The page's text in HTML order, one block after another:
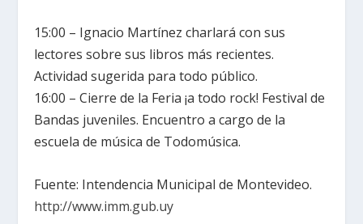
15:00 – Ignacio Martínez charlará con sus
lectores sobre sus libros más recientes.
Actividad sugerida para todo público.
16:00 – Cierre de la Feria ¡a todo rock! Festival de
Bandas juveniles. Encuentro a cargo de la
escuela de música de Todomúsica.
Fuente: Intendencia Municipal de Montevideo.
http://www.imm.gub.uy